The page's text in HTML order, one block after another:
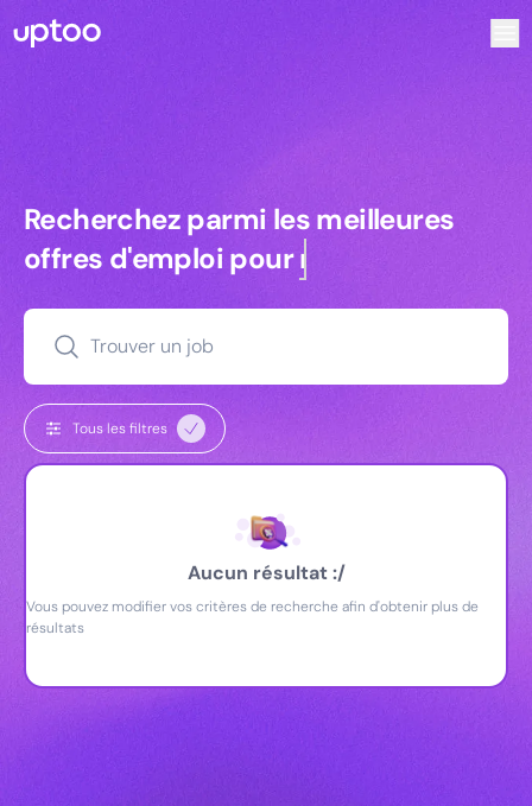
Recherchez parmi les meilleures
Recherchez parmi les meilleures
offres d'emploi pourmanagers
Trouver un job
Tous les filtres
Aucun résultat :/
Vous pouvez modifier vos critères de recherche afin d'obtenir plus de
résultats